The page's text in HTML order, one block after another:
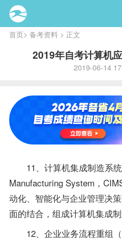
首页> 备考资料> 正文
2019年自考计算机
2019-06-14
11、计算机集成制造系统
Manufacturing System，
动化、智能化与企业管理决
面的结合，组成计算机集成制
12、企业业务流程重组（